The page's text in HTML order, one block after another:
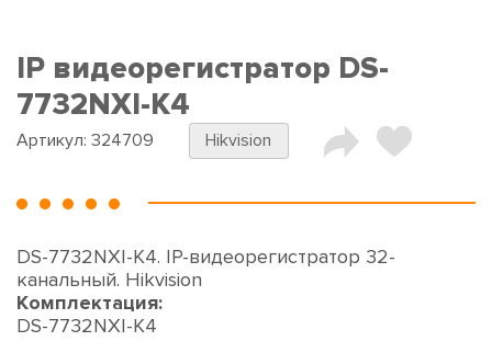
IP видеорегистратор DS-
7732NXI-K4
Артикул: 324709 Hikvision
DS-7732NXI-K4. IP-видеорегистратор 32-
канальный. Hikvision
Комплектация:
DS-7732NXI-K4